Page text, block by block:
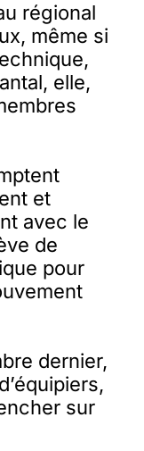
régional
même si
elle,
et
avec le
de
pour
dernier,
sur